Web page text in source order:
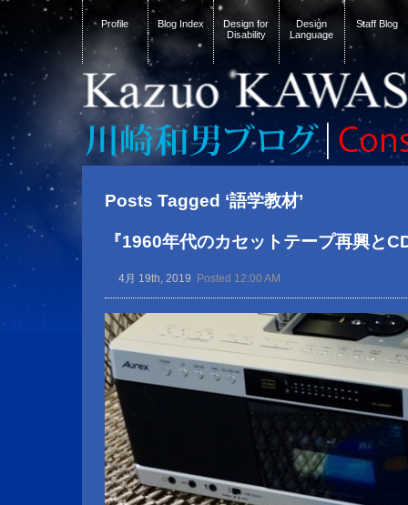
Profile Blog Index
Design for
Disability
Design
Language
Staff Blog
Posts Tagged ‘語学教材’
『1960年代のカセットテープ再興と
4月 19th, 2019 Posted 12:00 AM